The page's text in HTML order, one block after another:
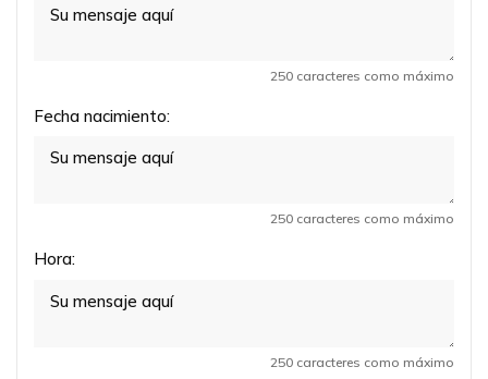
250 caracteres como máximo
Fecha nacimiento:
250 caracteres como máximo
Hora:
250 caracteres como máximo